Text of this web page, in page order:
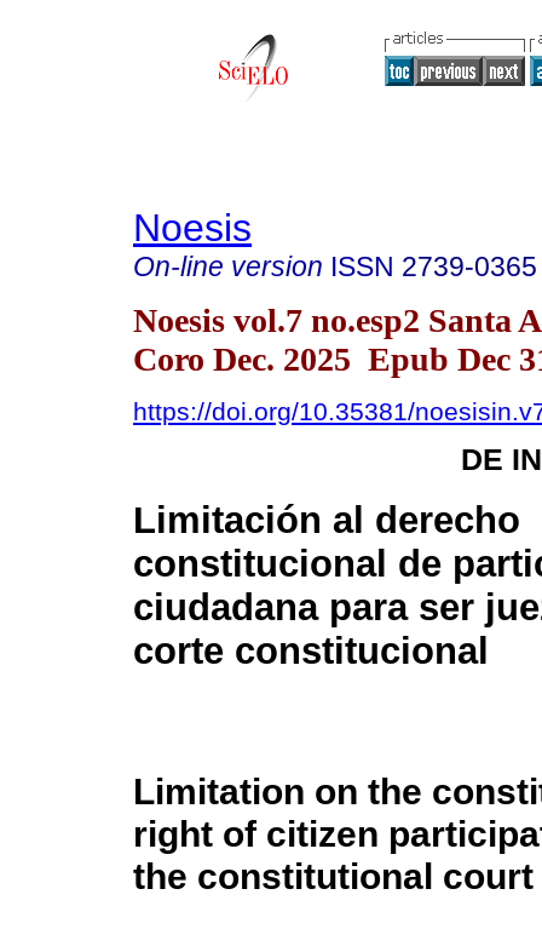
Noesis
On-line version ISSN 2739-0365
Noesis vol.7 no.esp2 Santa
Coro Dec. 2025 Epub Dec
https://doi.org/10.35381/
DE
Limitación al derecho
constitucional de
ciudadana para ser
corte constitucional
Limitation on the
right of citizen
the constitutional court